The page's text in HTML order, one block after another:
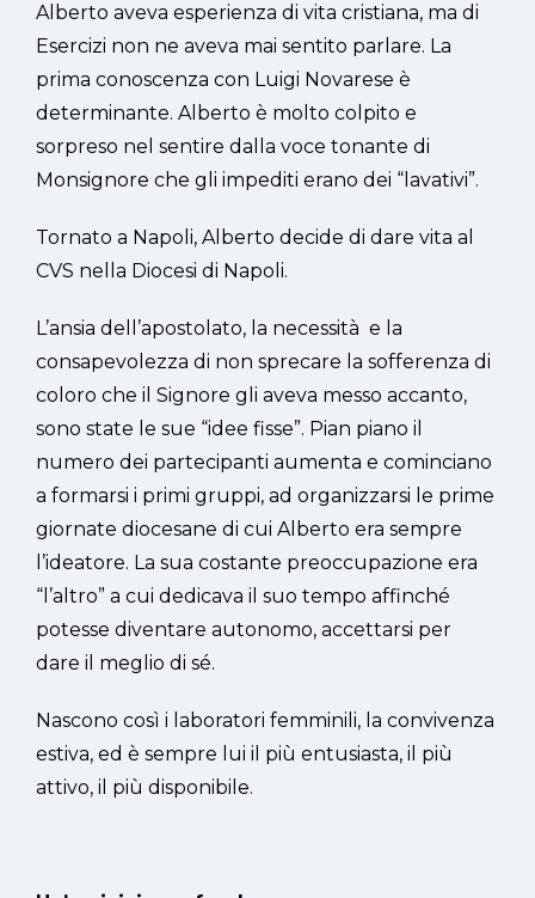
Alberto aveva esperienza di vita cristiana, ma di
Esercizi non ne aveva mai sentito parlare. La
prima conoscenza con Luigi Novarese è
determinante. Alberto è molto colpito e
sorpreso nel sentire dalla voce tonante di
Monsignore che gli impediti erano dei “lavativi”.
Tornato a Napoli, Alberto decide di dare vita al
CVS nella Diocesi di Napoli.
L’ansia dell’apostolato, la necessità e la
consapevolezza di non sprecare la sofferenza di
coloro che il Signore gli aveva messo accanto,
sono state le sue “idee fisse”. Pian piano il
numero dei partecipanti aumenta e cominciano
a formarsi i primi gruppi, ad organizzarsi le prime
giornate diocesane di cui Alberto era sempre
l’ideatore. La sua costante preoccupazione era
“l’altro” a cui dedicava il suo tempo affinché
potesse diventare autonomo, accettarsi per
dare il meglio di sé.
Nascono così i laboratori femminili, la convivenza
estiva, ed è sempre lui il più entusiasta, il più
attivo, il più disponibile.